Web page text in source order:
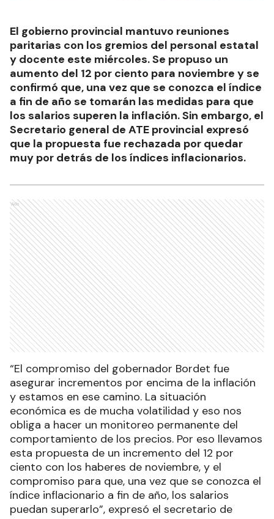
El gobierno provincial mantuvo reuniones
paritarias con los gremios del personal estatal
y docente este miércoles. Se propuso un
aumento del 12 por ciento para noviembre y se
confirmó que, una vez que se conozca el índice
a fin de año se tomarán las medidas para que
los salarios superen la inflación. Sin embargo, el
Secretario general de ATE provincial expresó
que la propuesta fue rechazada por quedar
muy por detrás de los índices inflacionarios.
Ads
“El compromiso del gobernador Bordet fue
asegurar incrementos por encima de la inflación
y estamos en ese camino. La situación
económica es de mucha volatilidad y eso nos
obliga a hacer un monitoreo permanente del
comportamiento de los precios. Por eso llevamos
esta propuesta de un incremento del 12 por
ciento con los haberes de noviembre, y el
compromiso para que, una vez que se conozca el
índice inflacionario a fin de año, los salarios
puedan superarlo”, expresó el secretario de